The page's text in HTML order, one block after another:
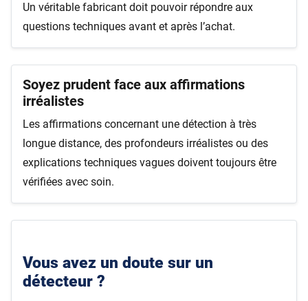
Un véritable fabricant doit pouvoir répondre aux
questions techniques avant et après l’achat.
Soyez prudent face aux affirmations
irréalistes
Les affirmations concernant une détection à très
longue distance, des profondeurs irréalistes ou des
explications techniques vagues doivent toujours être
vérifiées avec soin.
Vous avez un doute sur un
détecteur ?